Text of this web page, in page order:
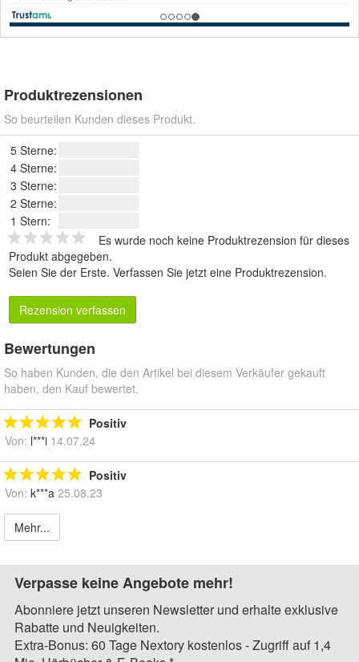
Produktrezensionen
So beurteilen Kunden dieses Produkt.
5 Sterne:
4 Sterne:
3 Sterne:
2 Sterne:
1 Stern:
Es wurde noch keine Produktrezension für dieses
Produkt abgegeben.
Seien Sie der Erste. Verfassen Sie jetzt eine Produktrezension.
Rezension verfassen
Bewertungen
So haben Kunden, die den Artikel bei diesem Verkäufer gekauft
haben, den Kauf bewertet.
Positiv
Von: l***i 14.07.24
Positiv
Von: k***a 25.08.23
Mehr...
Verpasse keine Angebote mehr!
Abonniere jetzt unseren Newsletter und erhalte exklusive
Rabatte und Neuigkeiten.
Extra-Bonus: 60 Tage Nextory kostenlos - Zugriff auf 1,4